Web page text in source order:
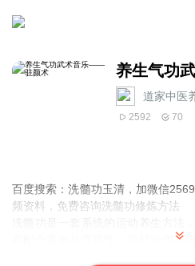
养生气功
道家中医
2592 70
百度搜索：洗髓功玉清，加微信
频资料，免费咨询洗髓功修炼方法
在配合垂吊补充肾气，拍打行气布